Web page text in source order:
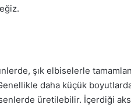
şık elbiselerle
daha küçük
üretilebilir. İçerdiği